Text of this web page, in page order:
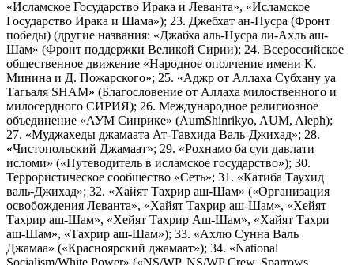
«Исламское Государство Ирака и Леванта», «Исламское
Государство Ирака и Шама»); 23. Джебхат ан-Нусра (Фронт
победы) (другие названия: «Джабха аль-Нусра ли-Ахль аш-
Шам» (Фронт поддержки Великой Сирии); 24. Всероссийское
общественное движение «Народное ополчение имени К.
Минина и Д. Пожарского»; 25. «Аджр от Аллаха Субхану уа
Тагьаля SHAM» (Благословение от Аллаха милоственного и
милосердного СИРИЯ); 26. Международное религиозное
объединение «АУМ Синрике» (AumShinrikyo, AUM, Aleph);
27. «Муджахеды джамаата Ат-Тавхида Валь-Джихад»; 28.
«Чистопольский Джамаат»; 29. «Рохнамо ба суи давлати
исломи» («Путеводитель в исламское государство»); 30.
Террористическое сообщество «Сеть»; 31. «Катиба Таухид
валь-Джихад»; 32. «Хайят Тахрир аш-Шам» («Организация
освобождения Леванта», «Хайят Тахрир аш-Шам», «Хейят
Тахрир аш-Шам», «Хейят Тахрир Аш-Шам», «Хайят Тахри
аш-Шам», «Тахрир аш-Шам»); 33. «Ахлю Сунна Валь
Джамаа» («Красноярский джамаат»); 34. «National
Socialism/White Power» («NS/WP, NS/WP Crew, Sparrows